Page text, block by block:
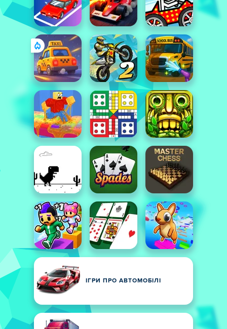
ІГРИ ПРО АВТОМОБІЛІ